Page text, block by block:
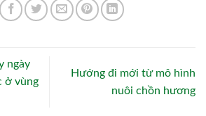
ngày
ở vùng
Hướng đi mới từ mô hình
nuôi chồn hương